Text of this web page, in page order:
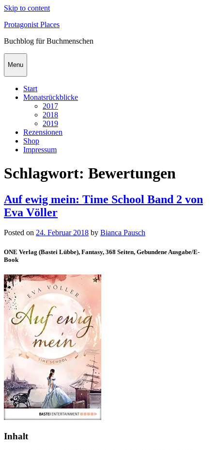
Skip to content
Protagonist Places
Buchblog für Buchmenschen
Menu
Start
Monatsrückblicke
2017
2018
2019
Rezensionen
Shop
Impressum
Schlagwort: Bewertungen
Auf ewig mein: Time School Band 2 von
Eva Völler
Posted on 24. Februar 2018 by Bianca Pausch
ONE Verlag (Bastei Lübbe), Fantasy, 368 Seiten, Gebundene Ausgabe/E-
Book
Inhalt